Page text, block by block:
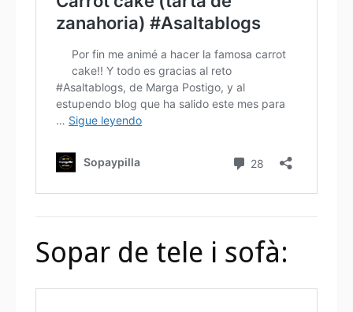
Sopar de tele i sofà: